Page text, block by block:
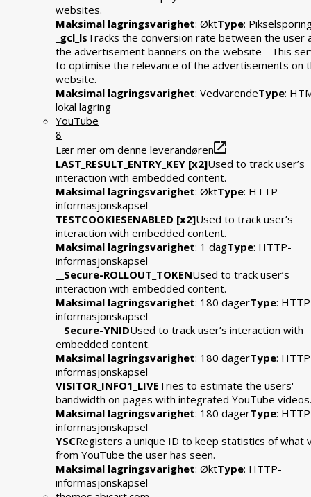
websites.
Maksimal lagringsvarighet: ØktType:
_gcl_lsTracks the conversion rate between the user
the advertisement banners on the website - This
to optimise the relevance of the advertisements on
website.
Maksimal lagringsvarighet: VedvarendeType:
lokal lagring
YouTube
8
Lær mer om denne leverandøren
LAST_RESULT_ENTRY_KEY [x2]Used to track user’s
interaction with embedded content.
Maksimal lagringsvarighet: ØktType: HTTP-
informasjonskapsel
TESTCOOKIESENABLED [x2]Used to track user’s
interaction with embedded content.
Maksimal lagringsvarighet: 1 dagType: HTTP-
informasjonskapsel
__Secure-ROLLOUT_TOKENUsed to track user’s
interaction with embedded content.
Maksimal lagringsvarighet: 180 dagerType:
informasjonskapsel
__Secure-YNIDUsed to track user’s interaction with
embedded content.
Maksimal lagringsvarighet: 180 dagerType:
informasjonskapsel
VISITOR_INFO1_LIVETries to estimate the users'
bandwidth on pages with integrated YouTube videos.
Maksimal lagringsvarighet: 180 dagerType:
informasjonskapsel
YSCRegisters a unique ID to keep statistics of what
from YouTube the user has seen.
Maksimal lagringsvarighet: ØktType: HTTP-
informasjonskapsel